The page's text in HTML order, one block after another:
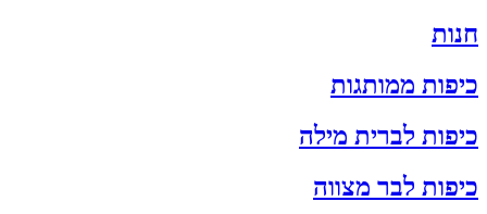
חנות
כיפות ממותגות
כיפות לברית מילה
כיפות לבר מצווה